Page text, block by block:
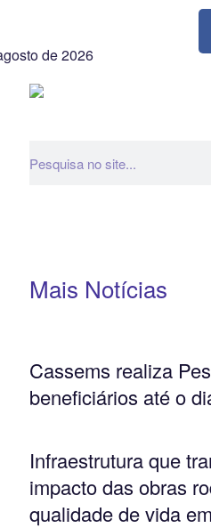
de 2026
Mais Notícias
Cassems realiza
beneficiários até o
Infraestrutura que
impacto das obras
qualidade de vida